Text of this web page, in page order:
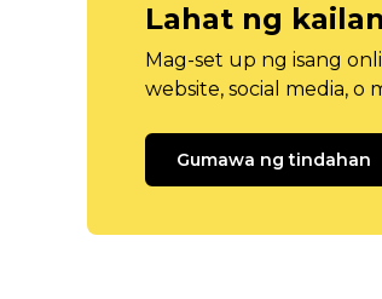
Lahat ng
Mag-set up ng isang
website, social media, o
Gumawa ng tindahan